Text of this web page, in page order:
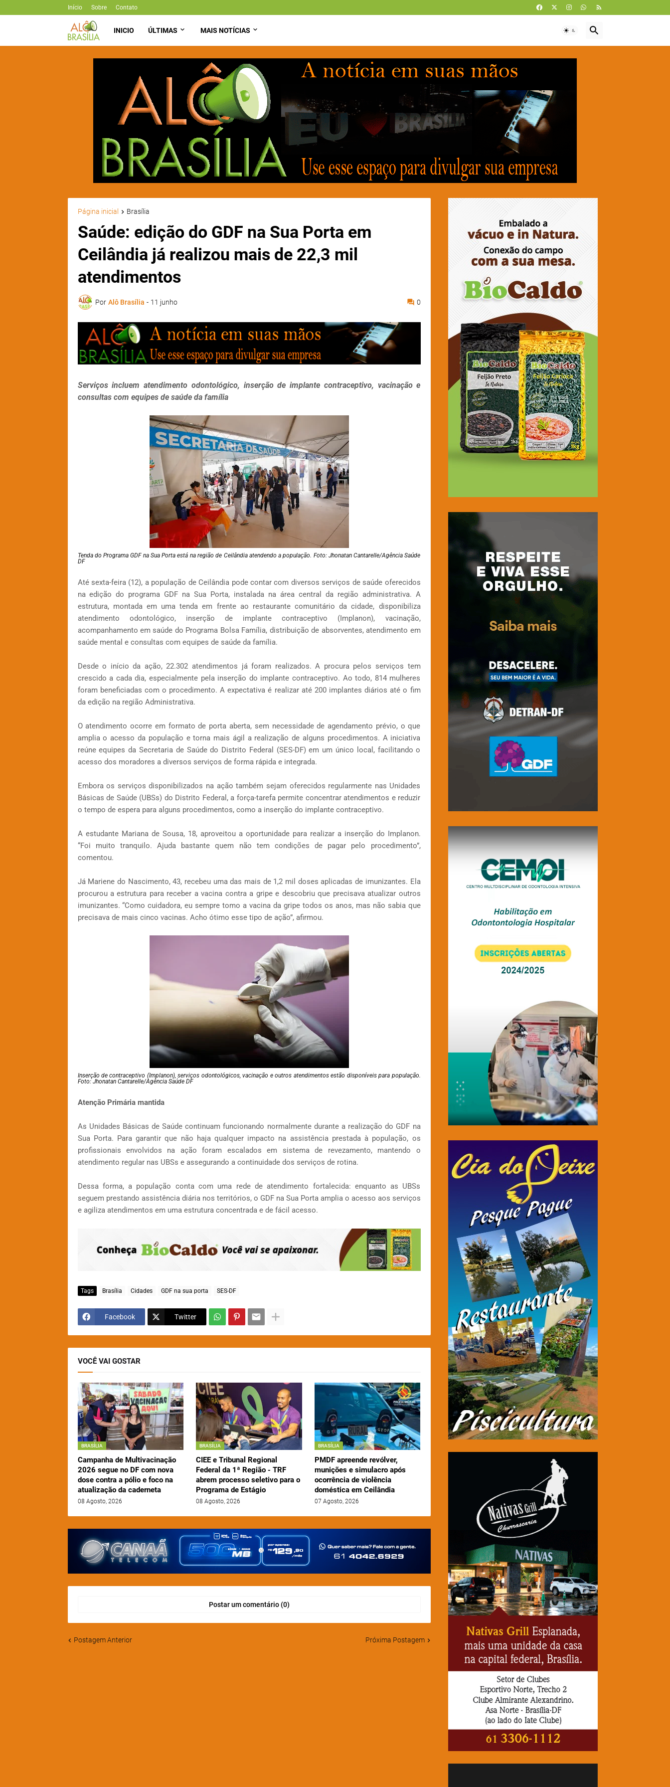
Início Sobre Contato
INICIO ÚLTIMAS MAIS NOTÍCIAS
Página inicial Brasília
Saúde: edição do GDF na Sua Porta em
Ceilândia já realizou mais de 22,3 mil
atendimentos
Por Alô Brasília - 11 junho 0
Serviços incluem atendimento odontológico, inserção de implante contraceptivo, vacinação e
consultas com equipes de saúde da família
Tenda do Programa GDF na Sua Porta está na região de Ceilândia atendendo a população. Foto: Jhonatan Cantarelle/Agência Saúde
DF
Até sexta-feira (12), a população de Ceilândia pode contar com diversos serviços de saúde oferecidos
na edição do programa GDF na Sua Porta, instalada na área central da região administrativa. A
estrutura, montada em uma tenda em frente ao restaurante comunitário da cidade, disponibiliza
atendimento odontológico, inserção de implante contraceptivo (Implanon), vacinação,
acompanhamento em saúde do Programa Bolsa Família, distribuição de absorventes, atendimento em
saúde mental e consultas com equipes de saúde da família.
Desde o início da ação, 22.302 atendimentos já foram realizados. A procura pelos serviços tem
crescido a cada dia, especialmente pela inserção do implante contraceptivo. Ao todo, 814 mulheres
foram beneficiadas com o procedimento. A expectativa é realizar até 200 implantes diários até o fim
da edição na região Administrativa.
O atendimento ocorre em formato de porta aberta, sem necessidade de agendamento prévio, o que
amplia o acesso da população e torna mais ágil a realização de alguns procedimentos. A iniciativa
reúne equipes da Secretaria de Saúde do Distrito Federal (SES-DF) em um único local, facilitando o
acesso dos moradores a diversos serviços de forma rápida e integrada.
Embora os serviços disponibilizados na ação também sejam oferecidos regularmente nas Unidades
Básicas de Saúde (UBSs) do Distrito Federal, a força-tarefa permite concentrar atendimentos e reduzir
o tempo de espera para alguns procedimentos, como a inserção do implante contraceptivo.
A estudante Mariana de Sousa, 18, aproveitou a oportunidade para realizar a inserção do Implanon.
“Foi muito tranquilo. Ajuda bastante quem não tem condições de pagar pelo procedimento”,
comentou.
Já Mariene do Nascimento, 43, recebeu uma das mais de 1,2 mil doses aplicadas de imunizantes. Ela
procurou a estrutura para receber a vacina contra a gripe e descobriu que precisava atualizar outros
imunizantes. “Como cuidadora, eu sempre tomo a vacina da gripe todos os anos, mas não sabia que
precisava de mais cinco vacinas. Acho ótimo esse tipo de ação”, afirmou.
Inserção de contraceptivo (Implanon), serviços odontológicos, vacinação e outros atendimentos estão disponíveis para população.
Foto: Jhonatan Cantarelle/Agência Saúde DF
Atenção Primária mantida
As Unidades Básicas de Saúde continuam funcionando normalmente durante a realização do GDF na
Sua Porta. Para garantir que não haja qualquer impacto na assistência prestada à população, os
profissionais envolvidos na ação foram escalados em sistema de revezamento, mantendo o
atendimento regular nas UBSs e assegurando a continuidade dos serviços de rotina.
Dessa forma, a população conta com uma rede de atendimento fortalecida: enquanto as UBSs
seguem prestando assistência diária nos territórios, o GDF na Sua Porta amplia o acesso aos serviços
e agiliza atendimentos em uma estrutura concentrada e de fácil acesso.
Tags Brasília Cidades GDF na sua porta SES-DF
Facebook Twitter
VOCÊ VAI GOSTAR
BRASÍLIA
Campanha de Multivacinação
2026 segue no DF com nova
dose contra a pólio e foco na
atualização da caderneta
08 Agosto, 2026
BRASÍLIA
CIEE e Tribunal Regional
Federal da 1ª Região - TRF
abrem processo seletivo para o
Programa de Estágio
08 Agosto, 2026
BRASÍLIA
PMDF apreende revólver,
munições e simulacro após
ocorrência de violência
doméstica em Ceilândia
07 Agosto, 2026
Postar um comentário (0)
Postagem Anterior Próxima Postagem